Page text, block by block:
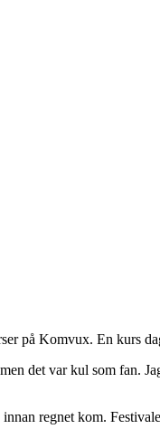
på Komvux. En kurs
det var kul som fan.
regnet kom.